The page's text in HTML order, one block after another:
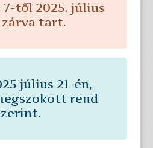
7-től 2025. július
zárva tart.
július 21-én,
rend